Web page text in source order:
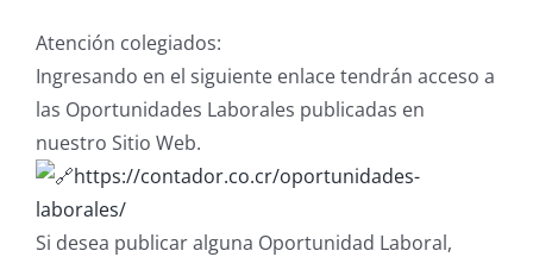
Atención colegiados:
Ingresando en el siguiente enlace tendrán acceso a
las Oportunidades Laborales publicadas en
nuestro Sitio Web.
https://contador.co.cr/oportunidades-
laborales/
Si desea publicar alguna Oportunidad Laboral,